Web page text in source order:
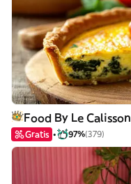
Food By Le Calisson
Gratis 97%(379)